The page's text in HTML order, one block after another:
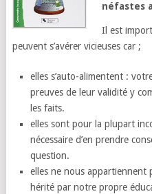
néfastes
Il est
peuvent s’avérer vicieuses car ;
elles s’auto-alimentent :
preuves de leur validité y
les faits.
elles sont pour la plupart
nécessaire d’en prendre
question.
elles ne nous appartiennent
hérité par notre propre